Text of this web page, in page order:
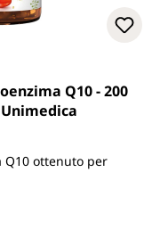
Q10 - 200
ottenuto per